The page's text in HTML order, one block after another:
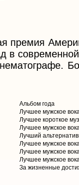
премия
в
Альбом года
Лучшее мужское
Лучшее короткое
Лучшее мужское
Лучший
Лучшее мужское
Лучшее мужское
Лучшее мужское
За жизненные